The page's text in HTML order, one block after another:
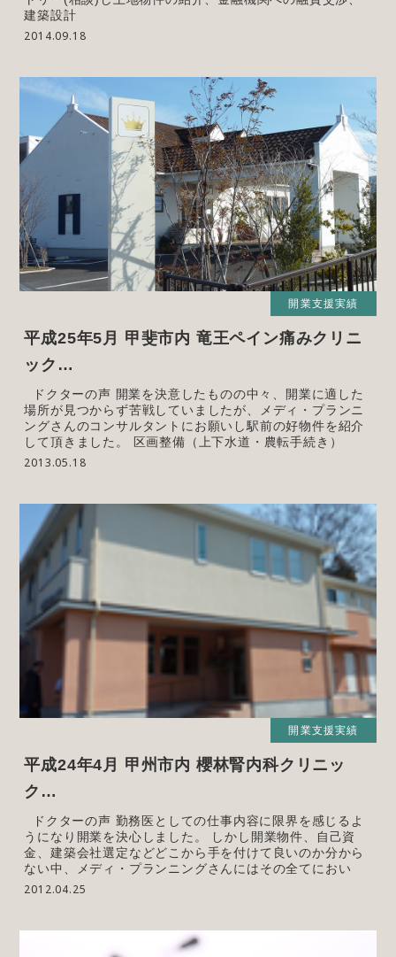
建築設計
2014.09.18
開業支援実績
平成25年5月 甲斐市内 竜王ペイン痛みクリニ
ック…
ドクターの声 開業を決意したものの中々、開業に適した
場所が見つからず苦戦していましたが、メディ・プランニ
ングさんのコンサルタントにお願いし駅前の好物件を紹介
して頂きました。 区画整備（上下水道・農転手続き）
2013.05.18
開業支援実績
平成24年4月 甲州市内 櫻林腎内科クリニッ
ク…
ドクターの声 勤務医としての仕事内容に限界を感じるよ
うになり開業を決心しました。 しかし開業物件、自己資
金、建築会社選定などどこから手を付けて良いのか分から
ない中、メディ・プランニングさんにはその全てにおい
2012.04.25